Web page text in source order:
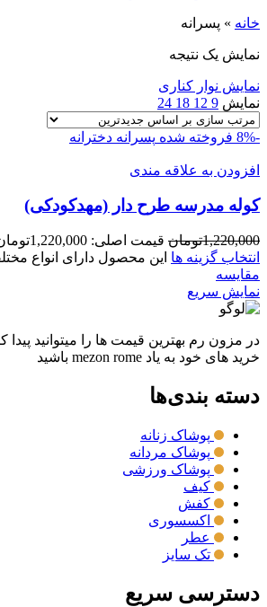
خانه » پسرانه
نمایش یک نتیجه
نمایش نوار کناری
نمایش 9
12
18
24
-8% فروخته شده پسرانه دخترانه
افزودن به علاقه مندی
کوله مدرسه طرح دار (مهدکودکی)
1,220,000تومان قیمت اصلی: 1,220,000تومان بود.
انتخاب گزینه ها این محصول دارای انواع
مقايسه
نمایش سریع
در مزون رم بهترین قیمت ها را میتوانید
خرید های خود به یاد mezon rome باشید
دسته بندی‌ها
پوشاک زنانه
پوشاک مردانه
پوشاک ورزشی
کیف
کفش
اکسسوری
عطر
تک سایز
دسترسی سریع